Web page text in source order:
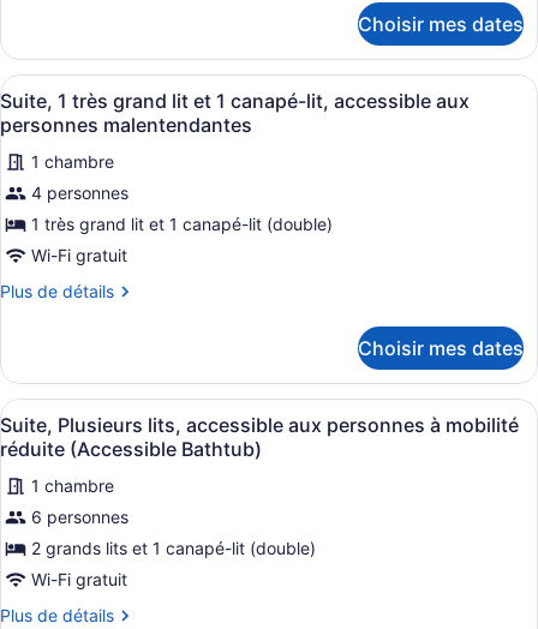
1
très
grand
lit,
accessible
aux
personnes
à
mobilité
réduite
Shower)
Suite,
très
grand
lit,
accessible
aux
personnes
à
mobilité
réduite
(Roll-
Choisir mes dates
Afficher
toutes
les
photos
pour
ce
type
de
chambre :
1
très
grand
lit
et
1
canapé-
lit,
accessible
aux
Une chambre d’hôtel avec un
6
Suite, 1 très grand lit et 1 canapé-lit, accessible aux
personnes malentendantes
1 chambre
4 personnes
1 très grand lit et 1 canapé-lit (double)
Wi-Fi gratuit
Plus de détails
Plus
Suite,
très
grand
lit
et
canapé-
lit,
accessible
aux
personnes
Choisir mes dates
Afficher
toutes
les
photos
pour
ce
type
de
Une chambre d’hôtel avec deux
4
Suite, Plusieurs lits, accessible aux personnes à mobilité
réduite (Accessible Bathtub)
1 chambre
6 personnes
2 grands lits et 1 canapé-lit (double)
Wi-Fi gratuit
Plus de détails
Plus